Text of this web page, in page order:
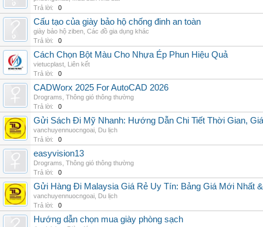
Trả lời:
0
Cấu tạo của giày bảo hộ chống đinh an toàn
giày bảo hộ ziben Các đồ gia dụng khác
Trả lời:
0
Cách Chọn Bột Màu Cho Nhựa Ép Phun Hiệu Quả
vietucplast Liên kết
Trả lời:
0
CADWorx 2025 For AutoCAD 2026
Drograms Thông gió thông thường
Trả lời:
0
Gửi Sách Đi Mỹ Nhanh: Hướng Dẫn Chi Tiết Thời Gian,
vanchuyennuocngoai Du lịch
Trả lời:
0
easyvision13
Drograms Thông gió thông thường
Trả lời:
0
Gửi Hàng Đi Malaysia Giá Rẻ Uy Tín: Bảng Giá Mới Nhất
vanchuyennuocngoai Du lịch
Trả lời:
0
Hướng dẫn chọn mua giày phòng sạch